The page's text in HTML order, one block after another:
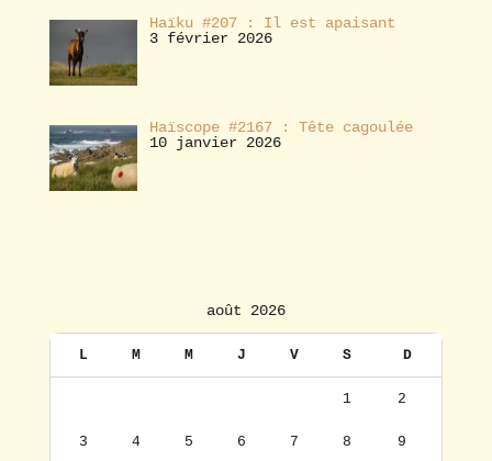
Haïku #207 : Il est apaisant
3 février 2026
Haïscope #2167 : Tête cagoulée
10 janvier 2026
août 2026
L M M J V S D
1 2
3 4 5 6 7 8 9